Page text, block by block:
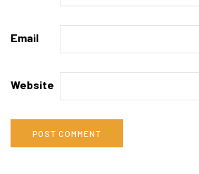
Email
Website